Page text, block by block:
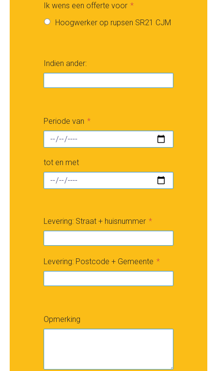
Ik wens een offerte voor
Hoogwerker op rupsen SR21 CJM
Indien ander:
Periode van
tot en met
Levering: Straat + huisnummer
Levering: Postcode + Gemeente
Opmerking